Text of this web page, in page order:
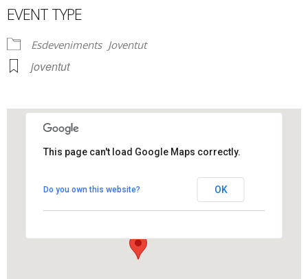
EVENT TYPE
Esdeveniments Joventut
joventut
Can Fosalba - Els Hostalets de Pierola
View Events
This page can't load Google Maps correctly.
Do you own this website? OK